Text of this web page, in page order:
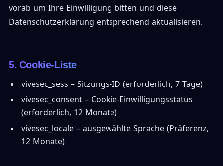
vorab um Ihre Einwilligung bitten und diese
Datenschutzerklärung entsprechend aktualisieren.
5. Cookie-Liste
vivesec_sess – Sitzungs-ID (erforderlich, 7 Tage)
vivesec_consent – Cookie-Einwilligungsstatus
(erforderlich, 12 Monate)
vivesec_locale – ausgewählte Sprache (Präferenz,
12 Monate)